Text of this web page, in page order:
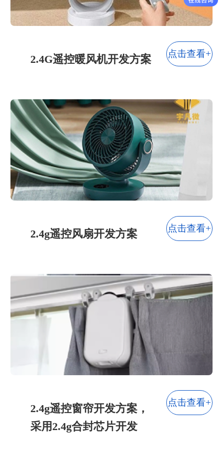
2.4G遥控暖风机开发方案 点击查看+
2.4g遥控风扇开发方案 点击查看+
2.4g遥控窗帘开发方案，
采用2.4g合封芯片开发
点击查看+